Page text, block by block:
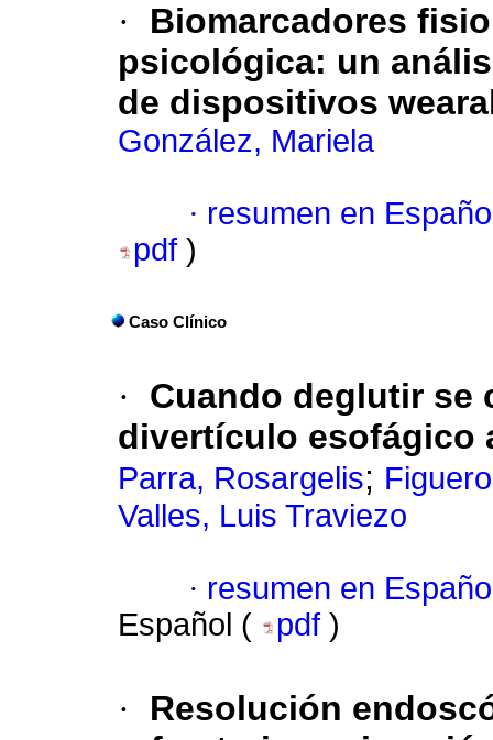
·
Biomarcadores
psicológica: un
de dispositivos
González, Mariela
· resumen en
pdf )
Caso Clínico
·
Cuando deglutir se
divertículo esofágico
Parra, Rosargelis;
Valles, Luis Traviezo
· resumen en
Español (
pdf )
·
Resolución